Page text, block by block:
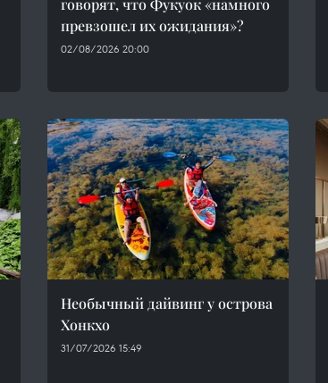
говорят, что Фукуок «намного
превзошел их ожидания»?
02/08/2026 20:00
Необычный дайвинг у острова
Хонкхо
31/07/2026 15:49